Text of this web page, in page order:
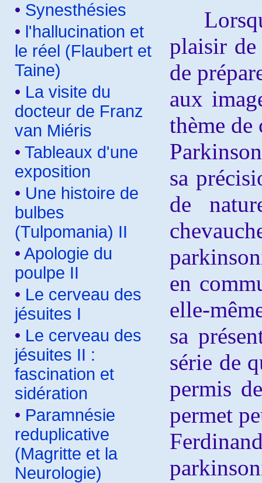
• Synesthésies
• l'hallucination et
le réel (Flaubert et
Taine)
• La visite du
docteur de Franz
van Miéris
• Tableaux d'une
exposition
• Une histoire de
bulbes
(Tulpomania) II
• Apologie du
poulpe II
• Le cerveau des
jésuites I
• Le cerveau des
jésuites II :
fascination et
sidération
• Paramnésie
reduplicative
(Magritte et la
Neurologie)
plaisir de
de
aux
thème de
sa
de
en
elle-
sa
série de
permis
permet